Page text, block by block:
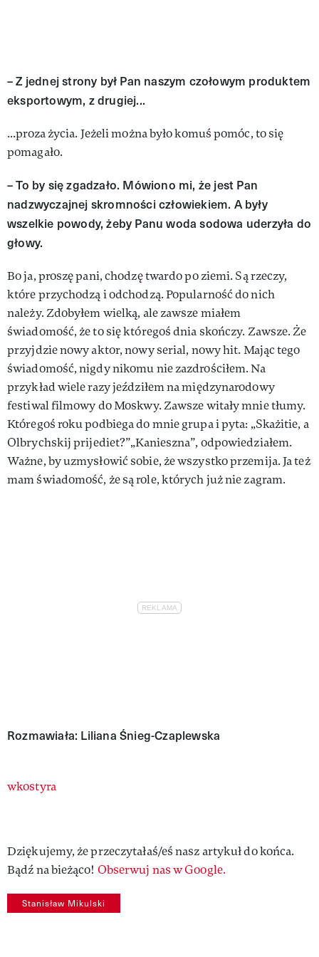
– Z jednej strony był Pan naszym czołowym produktem
eksporto­wym, z drugiej...
...proza życia. Jeżeli można było komuś pomóc, to się
pomagało.
– To by się zgadzało. Mówiono mi, że jest Pan
nadzwyczajnej skromności człowiekiem. A były
wszelkie powody, żeby Panu woda sodowa uderzy­ła do
głowy.
Bo ja, proszę pani, chodzę twar­do po ziemi. Są rzeczy,
które przy­chodzą i odchodzą. Popularność do nich
należy. Zdobyłem wielką, ale zawsze miałem
świadomość, że to się któregoś dnia skończy. Zawsze. Że
przyjdzie nowy aktor, nowy serial, nowy hit. Mając tego
świadomość, nigdy nikomu nie zazdrościłem. Na
przykład wiele razy jeździłem na międzynarodo­wy
festiwal filmowy do Moskwy. Zawsze witały mnie tłumy.
Któregoś roku podbiega do mnie gru­pa i pyta: „Skażitie, a
Olbrychskij prijediet?”„Kanieszna”, odpowie­działem.
Ważne, by uzmysłowić sobie, że wszystko przemija. Ja też
mam świadomość, że są role, któ­rych już nie zagram.
Rozmawiała: Liliana Śnieg-Czaplewska
Authors
wkostyra
Dziękujemy, że przeczytałaś/eś nasz artykuł do końca.
Bądź na bieżąco! Obserwuj nas w Google.
Stanisław Mikulski